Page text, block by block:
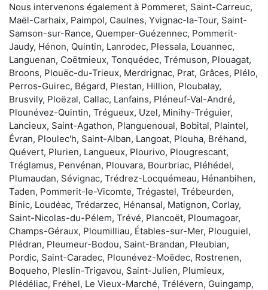
Nous intervenons également à Pommeret, Saint-Carreuc,
Maël-Carhaix, Paimpol, Caulnes, Yvignac-la-Tour, Saint-
Samson-sur-Rance, Quemper-Guézennec, Pommerit-
Jaudy, Hénon, Quintin, Lanrodec, Plessala, Louannec,
Languenan, Coëtmieux, Tonquédec, Trémuson, Plouagat,
Broons, Plouëc-du-Trieux, Merdrignac, Prat, Grâces, Plélo,
Perros-Guirec, Bégard, Plestan, Hillion, Ploubalay,
Brusvily, Ploëzal, Callac, Lanfains, Pléneuf-Val-André,
Plounévez-Quintin, Trégueux, Uzel, Minihy-Tréguier,
Lancieux, Saint-Agathon, Planguenoual, Bobital, Plaintel,
Évran, Ploulec'h, Saint-Alban, Langoat, Plouha, Bréhand,
Quévert, Plurien, Langueux, Plourivo, Plougrescant,
Tréglamus, Penvénan, Plouvara, Bourbriac, Pléhédel,
Plumaudan, Sévignac, Trédrez-Locquémeau, Hénanbihen,
Taden, Pommerit-le-Vicomte, Trégastel, Trébeurden,
Binic, Loudéac, Trédarzec, Hénansal, Matignon, Corlay,
Saint-Nicolas-du-Pélem, Trévé, Plancoët, Ploumagoar,
Champs-Géraux, Ploumilliau, Étables-sur-Mer, Plouguiel,
Plédran, Pleumeur-Bodou, Saint-Brandan, Pleubian,
Pordic, Saint-Caradec, Plounévez-Moëdec, Rostrenen,
Boqueho, Pleslin-Trigavou, Saint-Julien, Plumieux,
Plédéliac, Fréhel, Le Vieux-Marché, Trélévern, Guingamp,